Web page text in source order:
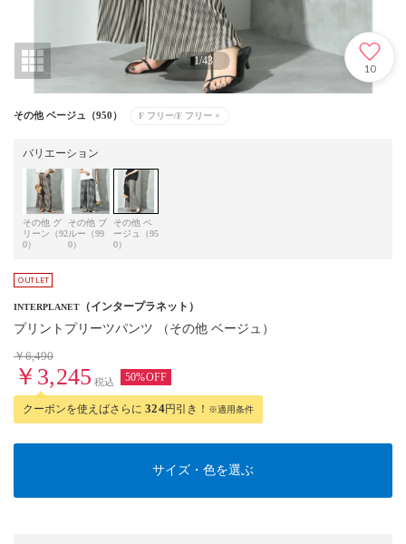
1/43
10
その他 ベージュ（950） F フリー/F フリー ×
バリエーション
その他 グ
リーン（92
0）
その他 ブ
ルー（99
0）
その他 ベ
ージュ（95
0）
INTERPLANET （インタープラネット）
プリントプリーツパンツ （その他 ベージュ）
￥6,490
￥3,245 税込 50%OFF
クーポンを使えばさらに 324円引き！ ※適用条件
サイズ・色を選ぶ